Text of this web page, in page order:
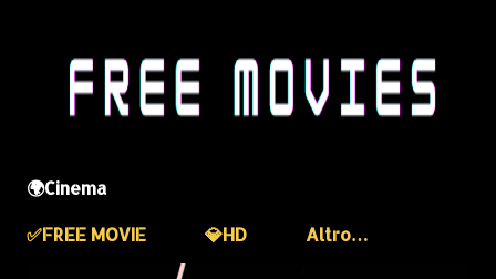
🌍Cinema
✅️FREE MOVIE
💎HD Altro…